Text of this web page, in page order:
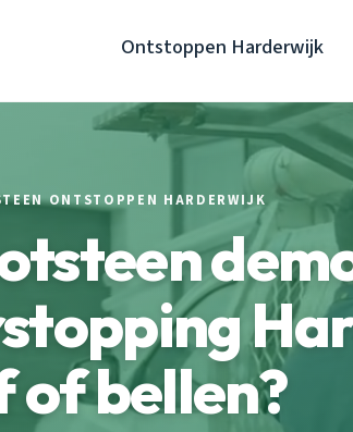
Ontstoppen Harderwijk
ONTSTOPPEN HARDERWIJK
of bellen?